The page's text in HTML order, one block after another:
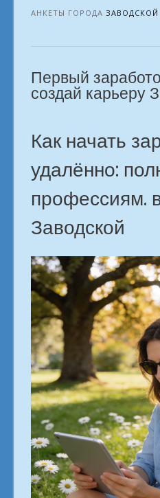
АНКЕТЫ ГОРОДА ЗАВОДСКОЙ
Первый
создай карьеру
Как начать
удалённо:
профессиям.
Заводской